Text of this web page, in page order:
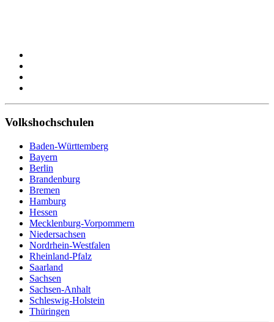
Volkshochschulen
Baden-Württemberg
Bayern
Berlin
Brandenburg
Bremen
Hamburg
Hessen
Mecklenburg-Vorpommern
Niedersachsen
Nordrhein-Westfalen
Rheinland-Pfalz
Saarland
Sachsen
Sachsen-Anhalt
Schleswig-Holstein
Thüringen